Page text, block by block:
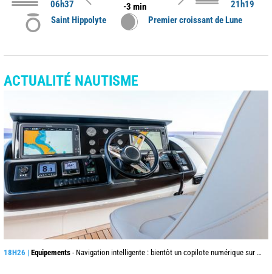
06h37
-3 min
21h19
Saint Hippolyte
Premier croissant de Lune
ACTUALITÉ NAUTISME
18H26 | Equipements - Navigation intelligente : bientôt un copilote numérique sur nos voiliers ?